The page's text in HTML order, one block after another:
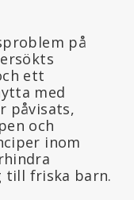
på
ett
med
påvisats,
och
inom
friska barn.